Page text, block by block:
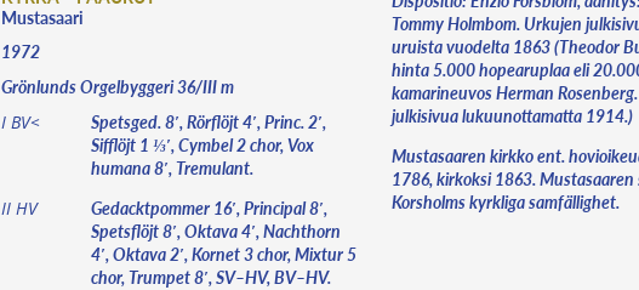
Mustasaari
1972
Grönlunds Orgelbyggeri 36/III m
I BV<
Spetsged. 8′, Rörflöjt 4′, Princ. 2′,
Sifflöjt 1 ⅓′, Cymbel 2 chor, Vox
humana 8′, Tremulant.
II HV
Gedacktpommer 16′, Principal 8′,
Spetsflöjt 8′, Oktava 4′, Nachthorn
4′, Oktava 2′, Kornet 3 chor, Mixtur 5
chor, Trumpet 8′, SV–HV, BV–HV.
Tommy Holmbom. Urkujen
uruista vuodelta 1863 (Theodor
hinta 5.000 hopearuplaa eli
kamarineuvos Herman
julkisivua lukuunottamatta 1914.)
Mustasaaren kirkko ent.
1786, kirkoksi 1863.
Korsholms kyrkliga samfällighet.